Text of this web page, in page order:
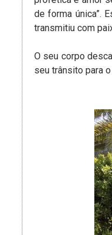
de forma única”.
transmitiu com
O seu corpo
seu trânsito para